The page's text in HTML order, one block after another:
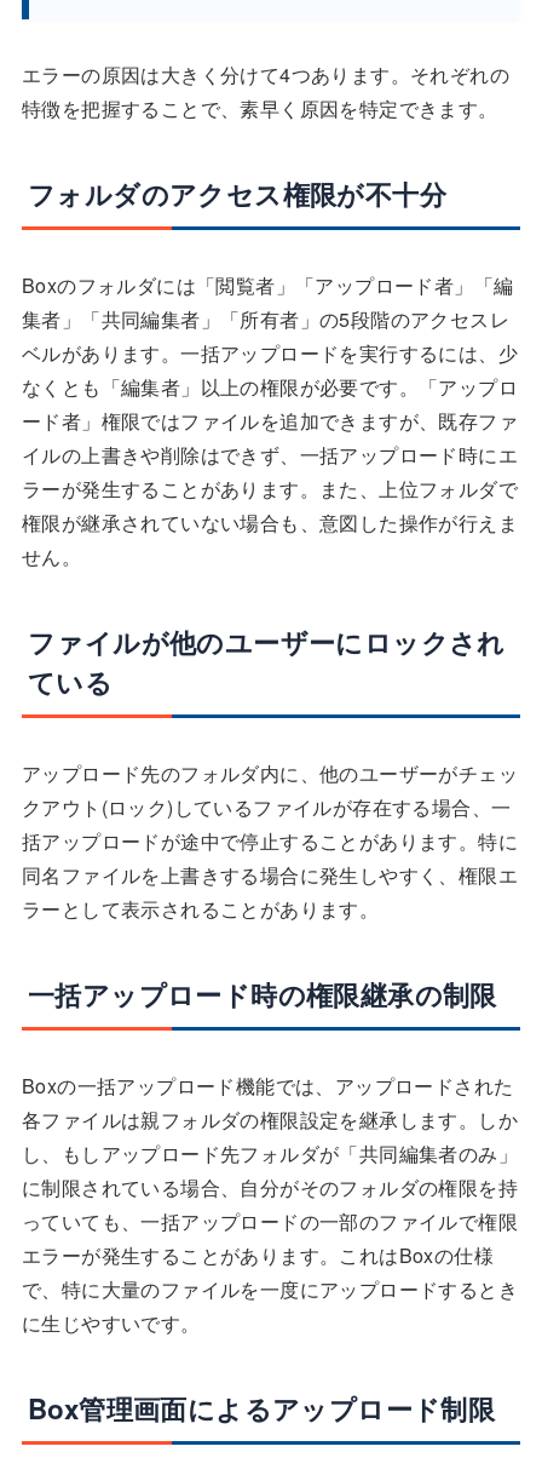
エラーの原因は大きく分けて4つあります。それぞれの
特徴を把握することで、素早く原因を特定できます。
フォルダのアクセス権限が不十分
Boxのフォルダには「閲覧者」「アップロード者」「編
集者」「共同編集者」「所有者」の5段階のアクセスレ
ベルがあります。一括アップロードを実行するには、少
なくとも「編集者」以上の権限が必要です。「アップロ
ード者」権限ではファイルを追加できますが、既存ファ
イルの上書きや削除はできず、一括アップロード時にエ
ラーが発生することがあります。また、上位フォルダで
権限が継承されていない場合も、意図した操作が行えま
せん。
ファイルが他のユーザーにロックされ
ている
アップロード先のフォルダ内に、他のユーザーがチェッ
クアウト(ロック)しているファイルが存在する場合、一
括アップロードが途中で停止することがあります。特に
同名ファイルを上書きする場合に発生しやすく、権限エ
ラーとして表示されることがあります。
一括アップロード時の権限継承の制限
Boxの一括アップロード機能では、アップロードされた
各ファイルは親フォルダの権限設定を継承します。しか
し、もしアップロード先フォルダが「共同編集者のみ」
に制限されている場合、自分がそのフォルダの権限を持
っていても、一括アップロードの一部のファイルで権限
エラーが発生することがあります。これはBoxの仕様
で、特に大量のファイルを一度にアップロードするとき
に生じやすいです。
Box管理画面によるアップロード制限